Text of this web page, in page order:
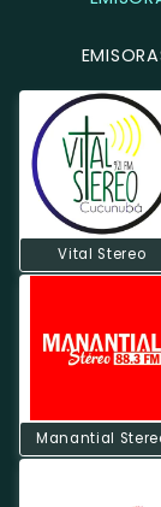
Vital Stereo
Manantial